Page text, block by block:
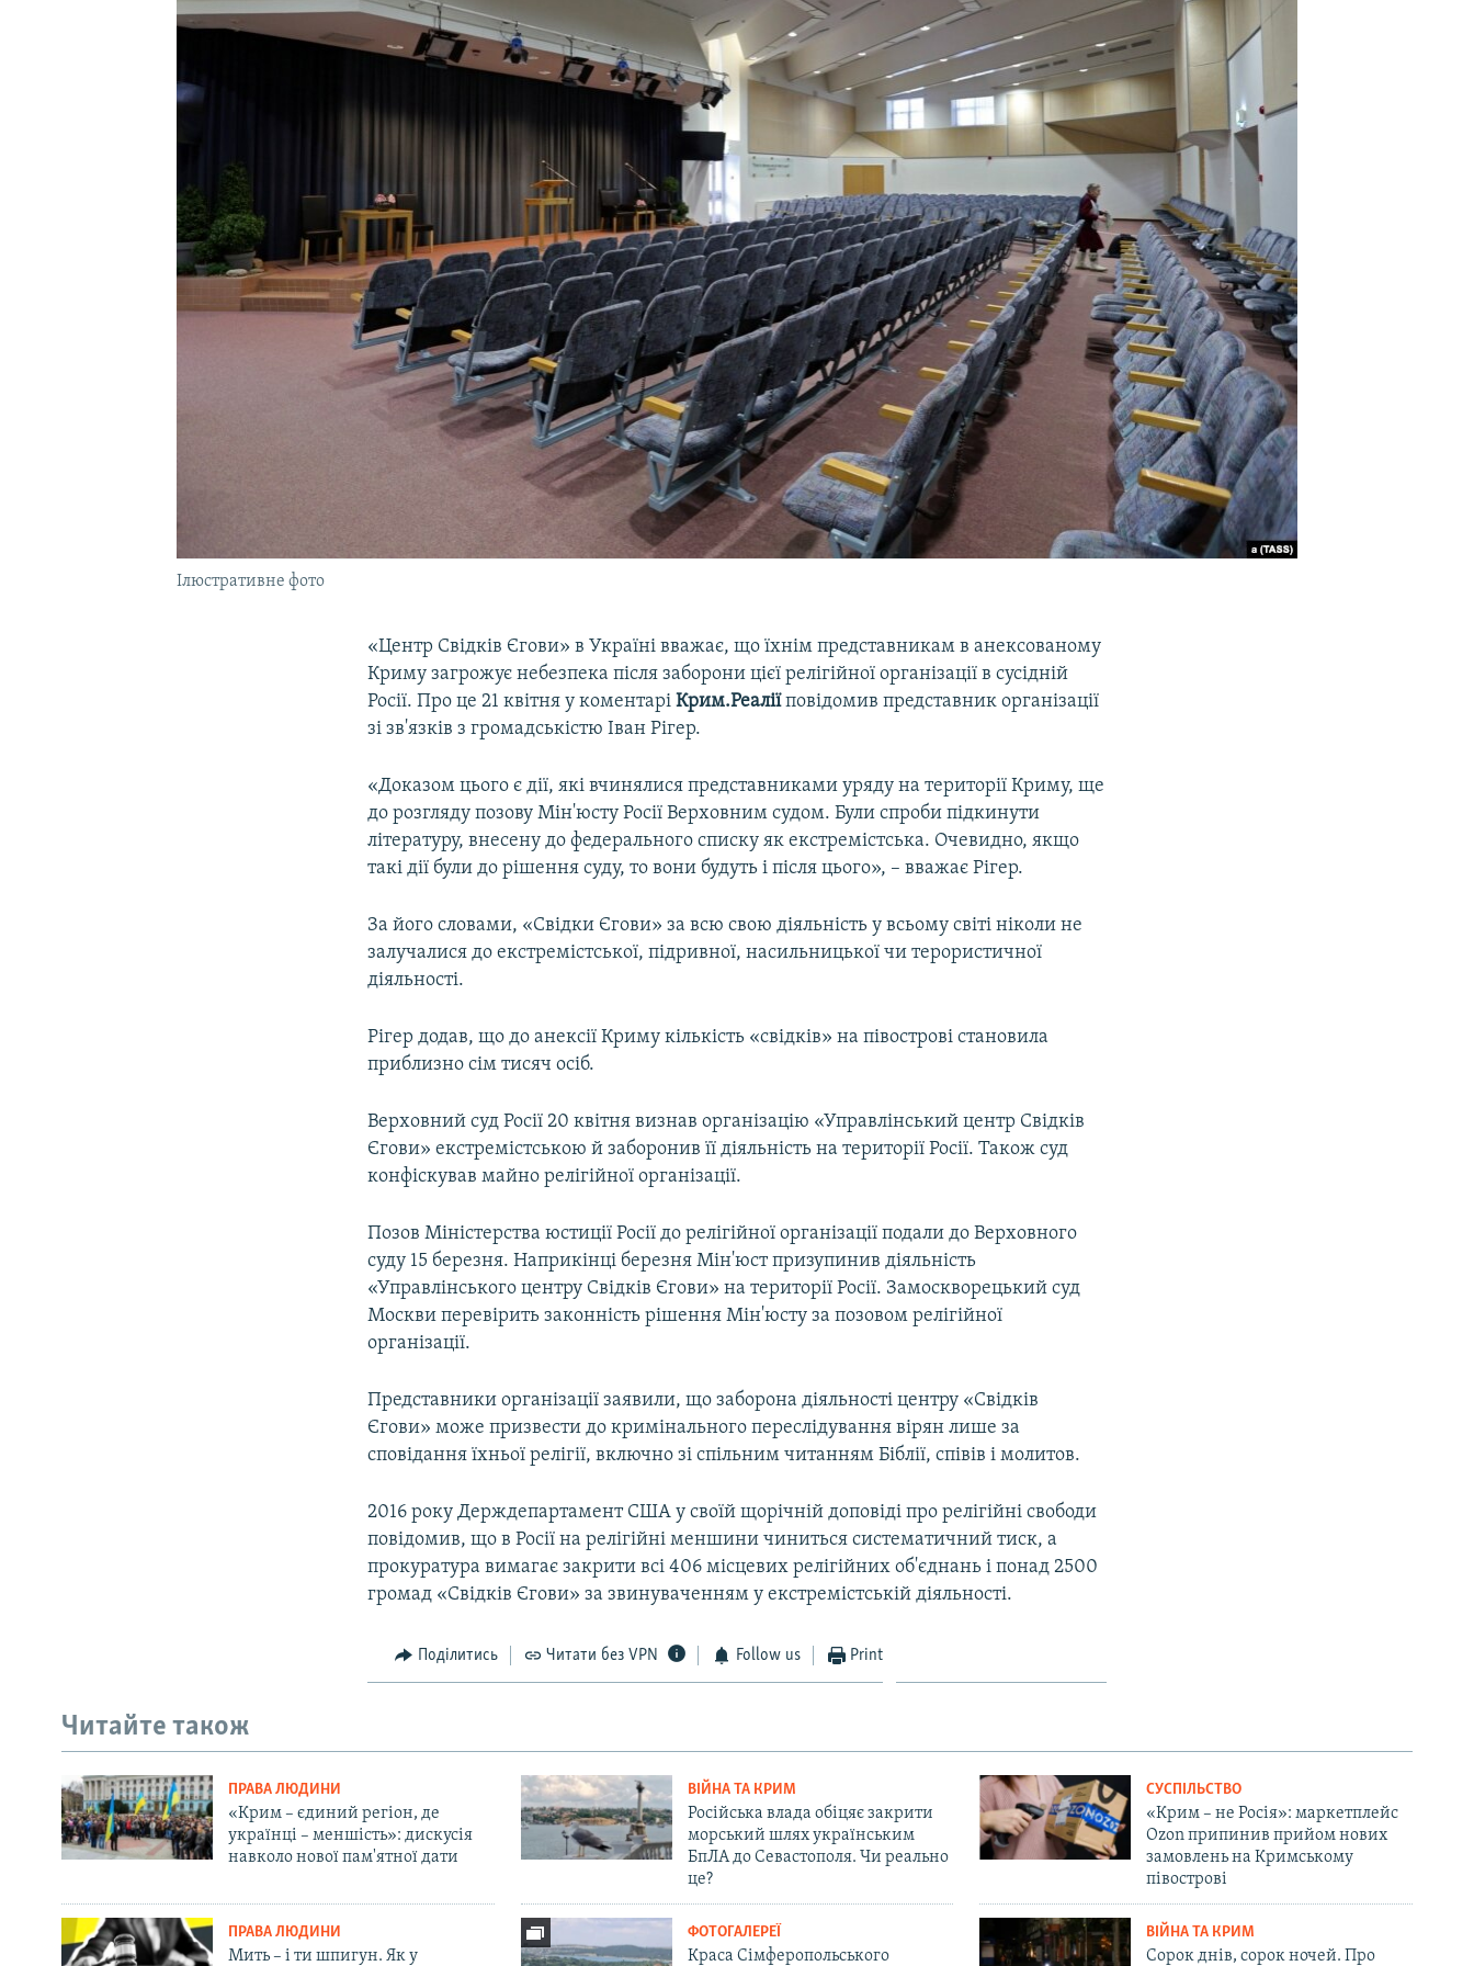
УКРАЇНСЬКА ПРОБЛЕМА КРИМУ
Ілюстративне фото
«Центр Свідків Єгови» в Україні вважає, що їхнім представникам в анексованому
Криму загрожує небезпека після заборони цієї релігійної організації в сусідній
Росії. Про це 21 квітня у коментаріКрим.Реаліїповідомив представник організації
зі зв'язків з громадськістю Іван Рігер.
«Доказом цього є дії, які вчинялися представниками уряду на території Криму, ще
до розгляду позову Мін'юсту Росії Верховним судом. Були спроби підкинути
літературу, внесену до федерального списку як екстремістська. Очевидно, якщо
такі дії були до рішення суду, то вони будуть і після цього», – вважає Рігер.
За його словами, «Свідки Єгови» за всю свою діяльність у всьому світі ніколи не
залучалися до екстремістської, підривної, насильницької чи терористичної
діяльності.
Рігер додав, що до анексії Криму кількість «свідків» на півострові становила
приблизно сім тисяч осіб.
Верховний суд Росії 20 квітня визнав організацію «Управлінський центр Свідків
Єгови» екстремістською й заборонив її діяльність на території Росії. Також суд
конфіскував майно релігійної організації.
Позов Міністерства юстиції Росії до релігійної організації подали до Верховного
суду 15 березня. Наприкінці березня Мін'юст призупинив діяльність
«Управлінського центру Свідків Єгови» на території Росії. Замоскворецький суд
Москви перевірить законність рішення Мін'юсту за позовом релігійної
організації.
Представники організації заявили, що заборона діяльності центру «Свідків
Єгови» може призвести до кримінального переслідування вірян лише за
сповідання їхньої релігії, включно зі спільним читанням Біблії, співів і молитов.
2016 року Держдепартамент США у своїй щорічній доповіді про релігійні свободи
повідомив, що в Росії на релігійні меншини чиниться систематичний тиск, а
прокуратура вимагає закрити всі 406 місцевих релігійних об'єднань і понад 2500
громад «Свідків Єгови» за звинуваченням у екстремістській діяльності.
Поділитись Читати без VPN Follow us Print
Читайте також
ПРАВА ЛЮДИНИ
«Крим – єдиний регіон, де
українці – меншість»: дискусія
навколо нової пам'ятної дати
ВІЙНА ТА КРИМ
Російська влада обіцяє закрити
морський шлях українським
БпЛА до Севастополя. Чи реально
це?
СУСПІЛЬСТВО
«Крим – не Росія»: маркетплейс
Ozon припинив прийом нових
замовлень на Кримському
півострові
ПРАВА ЛЮДИНИ
Мить – і ти шпигун. Як у
ФОТОГАЛЕРЕЇ
Краса Сімферопольського
ВІЙНА ТА КРИМ
Сорок днів, сорок ночей. Про